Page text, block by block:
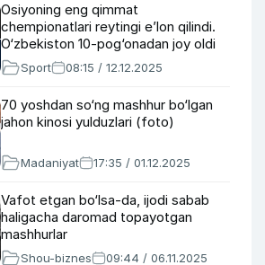
Osiyoning eng qimmat
chempionatlari reytingi e’lon qilindi.
O‘zbekiston 10-pog‘onadan joy oldi
Sport 08:15 / 12.12.2025
70 yoshdan so‘ng mashhur bo‘lgan
jahon kinosi yulduzlari (foto)
Madaniyat 17:35 / 01.12.2025
Vafot etgan bo‘lsa-da, ijodi sabab
haligacha daromad topayotgan
mashhurlar
Shou-biznes 09:44 / 06.11.2025